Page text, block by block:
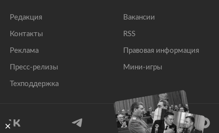
Редакция
Контакты
Реклама
Пресс-релизы
Техподдержка
Вакансии
RSS
Правовая информация
Мини-игры